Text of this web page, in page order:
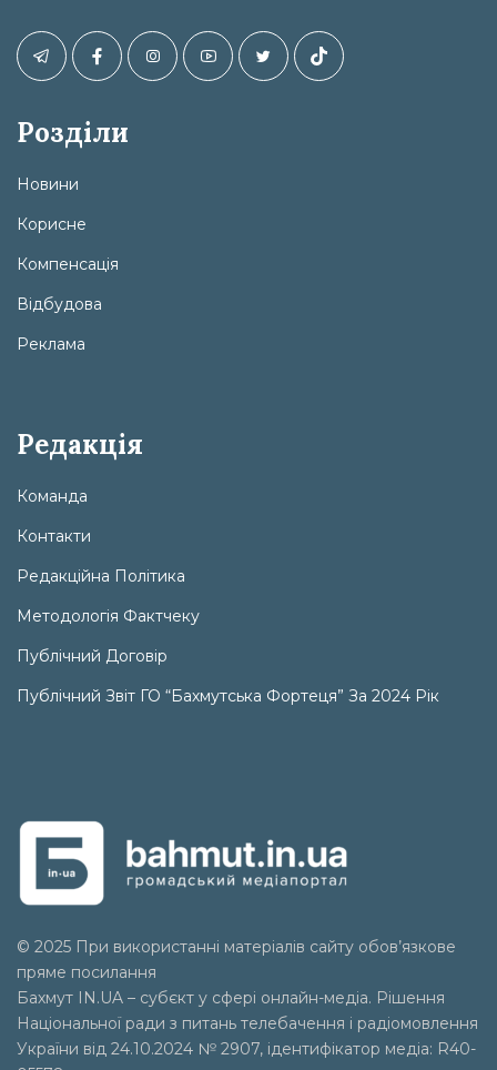
Розділи
Новини
Корисне
Компенсація
Відбудова
Реклама
Редакція
Команда
Контакти
Редакційна Політика
Методологія Фактчеку
Публічний Договір
Публічний Звіт ГО “Бахмутська Фортеця” За 2024 Рік
© 2025 При використанні матеріалів сайту обов’язкове
пряме посилання
Бахмут IN.UA – субєкт у сфері онлайн-медіа. Рішення
Національної ради з питань телебачення і радіомовлення
України від 24.10.2024 № 2907, ідентифікатор медіа: R40-